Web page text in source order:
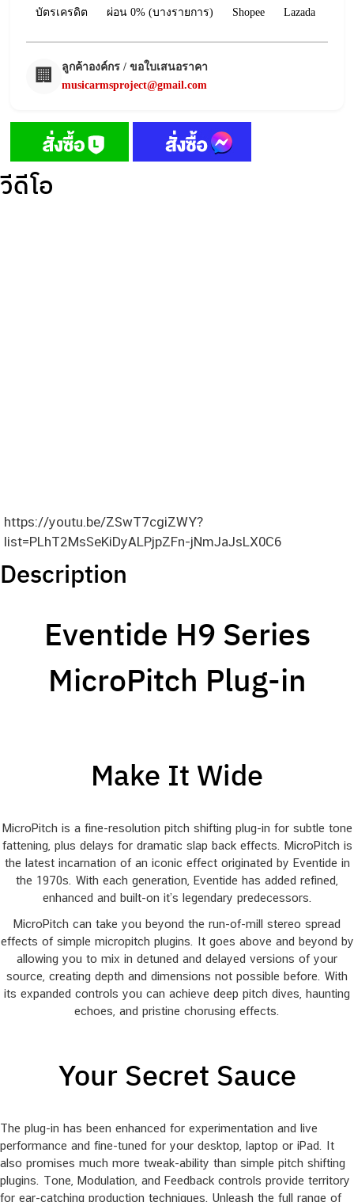
บัตรเครดิต ผ่อน 0% (บางรายการ) Shopee Lazada
🏢
ลูกค้าองค์กร / ขอใบเสนอราคา
musicarmsproject@gmail.com
วีดีโอ
https://youtu.be/ZSwT7cgiZWY?
list=PLhT2MsSeKiDyALPjpZFn-jNmJaJsLX0C6
Description
Eventide H9 Series
MicroPitch Plug-in
Make It Wide
MicroPitch is a fine-resolution pitch shifting plug-in for subtle tone
fattening, plus delays for dramatic slap back effects. MicroPitch is
the latest incarnation of an iconic effect originated by Eventide in
the 1970s. With each generation, Eventide has added refined,
enhanced and built-on it’s legendary predecessors.
MicroPitch can take you beyond the run-of-mill stereo spread
effects of simple micropitch plugins. It goes above and beyond by
allowing you to mix in detuned and delayed versions of your
source, creating depth and dimensions not possible before. With
its expanded controls you can achieve deep pitch dives, haunting
echoes, and pristine chorusing effects.
Your Secret Sauce
The plug-in has been enhanced for experimentation and live
performance and fine-tuned for your desktop, laptop or iPad. It
also promises much more tweak-ability than simple pitch shifting
plugins. Tone, Modulation, and Feedback controls provide territory
for ear-catching production techniques. Unleash the full range of